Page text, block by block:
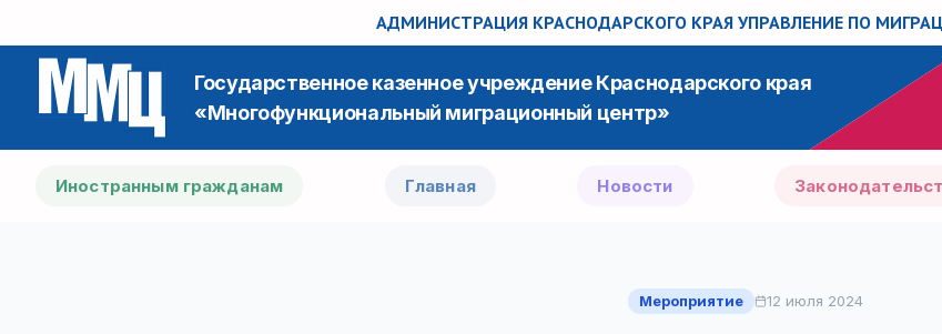
АДМИНИСТРАЦИЯ КРАСНОДАРСКОГО КРАЯ УПРАВЛЕНИЕ ПО
Государственное казенное учреждение Краснодарского края
«Многофункциональный миграционный центр»
Иностранным гражданам Главная Новости
Мероприятие 12 июля 2024